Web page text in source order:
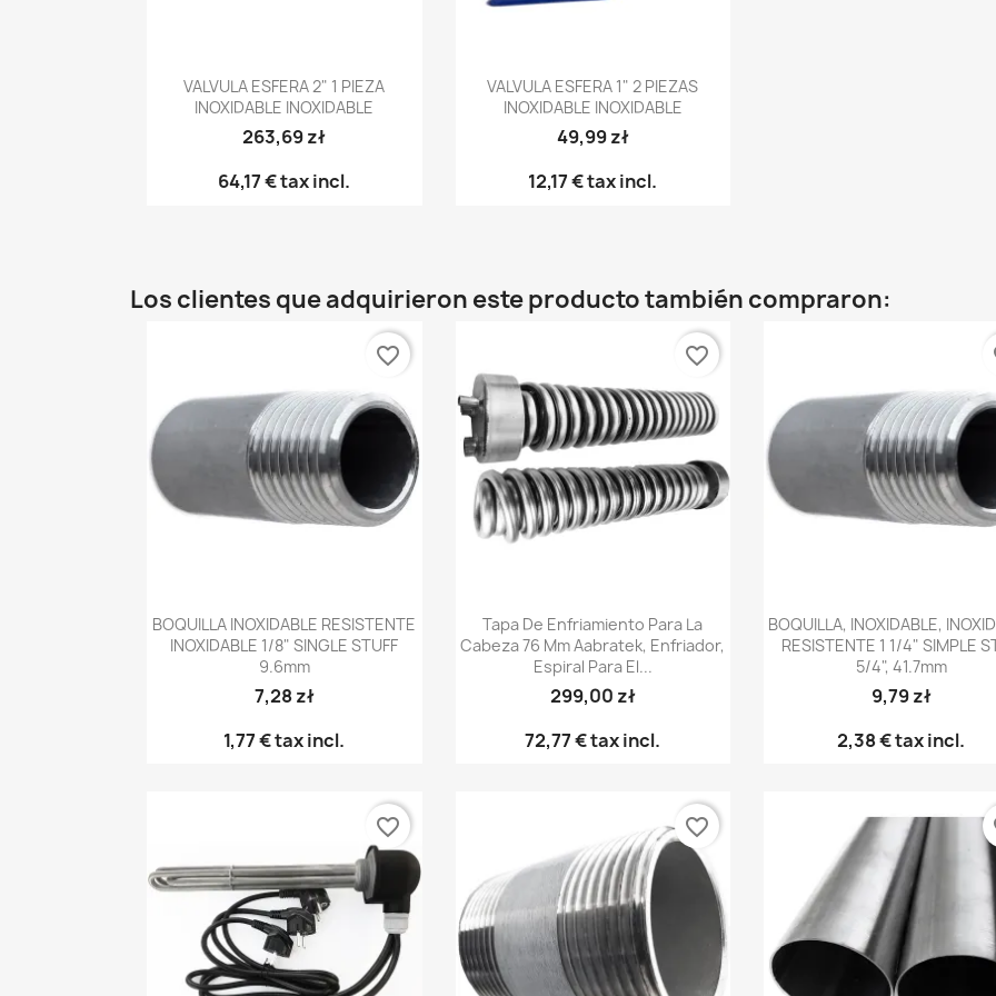
Vista rápida
VALVULA ESFERA 2" 1 PIEZA
INOXIDABLE INOXIDABLE
263,69 zł
64,17 €tax incl.
 Vista rápida
VALVULA ESFERA 1" 2 PIEZAS
INOXIDABLE INOXIDABLE
49,99 zł
12,17 €tax incl.
Los clientes que adquirieron este producto también compraron:
Vista rápida
BOQUILLA INOXIDABLE RESISTENTE
INOXIDABLE 1/8" SINGLE STUFF
9.6mm
7,28 zł
1,77 €tax incl.
favorite_border
Vista rápida
Tapa De Enfriamiento Para La
Cabeza 76 Mm Aabratek, Enfriador,
Espiral Para El...
299,00 zł
72,77 €tax incl.
favorite_border
Vista rápida
BOQUILLA, INOXIDABLE,
RESISTENTE 1 1/4" SIMPLE
5/4", 41.7mm
9,79 zł
2,38 €tax incl.
favorite_border favorite_border